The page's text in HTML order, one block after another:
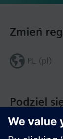
Podziel
Zmień
PL (pl)